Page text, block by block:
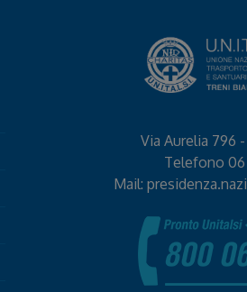
Via Aurelia 796
Telefono
Mail: